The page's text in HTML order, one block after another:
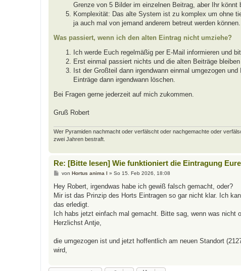
Grenze von 5 Bilder im einzelnen Beitrag, aber Ihr
Komplexität: Das alte System ist zu komplex um ohne
ja auch mal von jemand anderem betreut werden können.
Was passiert, wenn ich den alten Eintrag nicht umziehe?
Ich werde Euch regelmäßig per E-Mail informieren und
Erst einmal passiert nichts und die alten Beiträge
Ist der Großteil dann irgendwann einmal umgezogen
Einträge dann irgendwann löschen.
Bei Fragen gerne jederzeit auf mich zukommen.
Gruß Robert
Wer Pyramiden nachmacht oder verfälscht oder nachgemachte oder
zwei Jahren bestraft.
Re: [Bitte lesen] Wie funktioniert die Eintragung
B
i
r
a
von Hortus anima l » So 15. Feb 2026, 18:08
Hey Robert, irgendwas habe ich gewiß falsch gemacht, oder?
Mir ist das Prinzip des Horts Eintragen so gar nicht klar. Ich
das erledigt.
Ich habs jetzt einfach mal gemacht. Bitte sag, wenn was nicht
Herzlichst Antje,
die umgezogen ist und jetzt hoffentlich am neuen Standort
wird,